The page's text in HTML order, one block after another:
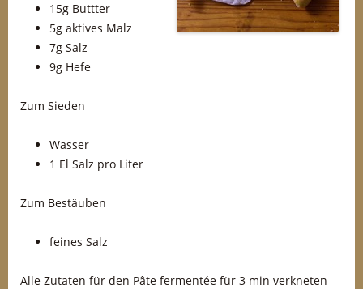
15g Buttter
5g aktives Malz
7g Salz
9g Hefe
Zum Sieden
Wasser
1 El Salz pro Liter
Zum Bestäuben
feines Salz
Alle Zutaten für den Pâte fermentée für 3 min verkneten